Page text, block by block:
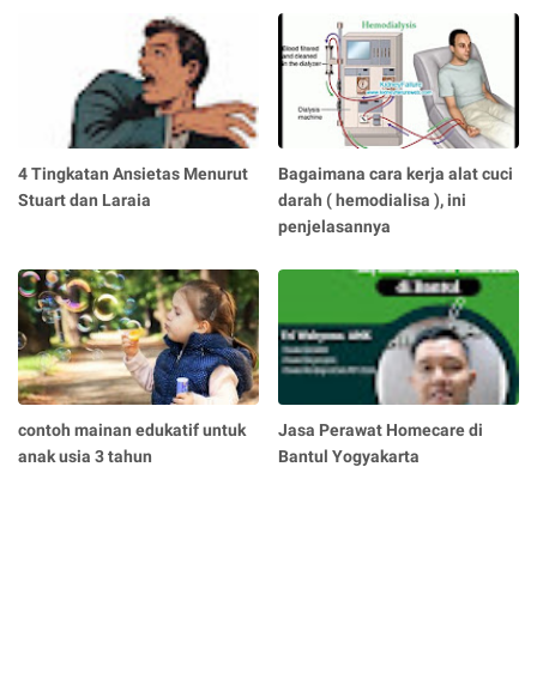
4 Tingkatan Ansietas Menurut
Stuart dan Laraia
Bagaimana cara kerja alat cuci
darah ( hemodialisa ), ini
penjelasannya
contoh mainan edukatif untuk
anak usia 3 tahun
Jasa Perawat Homecare di
Bantul Yogyakarta